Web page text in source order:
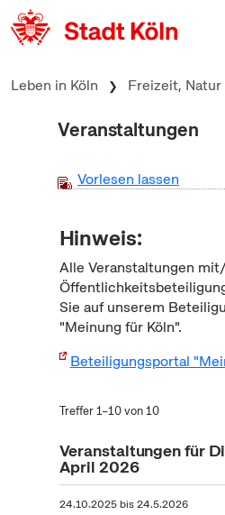
zum Inhalt springen
Leben in Köln Freizeit,
Veranstaltungen
Vorlesen lassen
Hinweis:
Alle Veranstaltungen
Sie auf unserem
"Meinung für Köln".
Beteiligungsportal
Treffer 1–10 von 10
Veranstaltungen für
April 2026
24.10.2025bis24.5.2026